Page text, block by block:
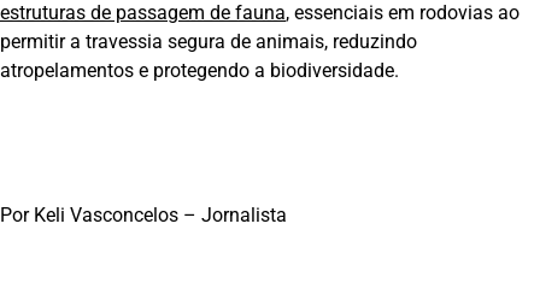
estruturas de passagem de fauna, essenciais em rodovias ao
permitir a travessia segura de animais, reduzindo
atropelamentos e protegendo a biodiversidade.
Por Keli Vasconcelos – Jornalista